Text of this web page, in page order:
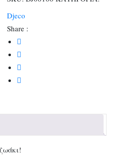
και
η
τροφή
του
ποσότητα
Djeco
Share :